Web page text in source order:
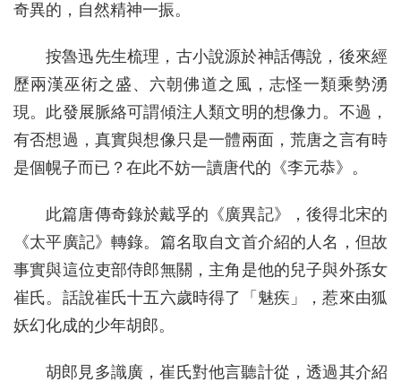
奇異的，自然精神一振。
按魯迅先生梳理，古小說源於神話傳說，後來經
歷兩漢巫術之盛、六朝佛道之風，志怪一類乘勢湧
現。此發展脈絡可謂傾注人類文明的想像力。不過，
有否想過，真實與想像只是一體兩面，荒唐之言有時
是個幌子而已？在此不妨一讀唐代的《李元恭》。
此篇唐傳奇錄於戴孚的《廣異記》，後得北宋的
《太平廣記》轉錄。篇名取自文首介紹的人名，但故
事實與這位吏部侍郎無關，主角是他的兒子與外孫女
崔氏。話說崔氏十五六歲時得了「魅疾」，惹來由狐
妖幻化成的少年胡郎。
胡郎見多識廣，崔氏對他言聽計從，透過其介紹